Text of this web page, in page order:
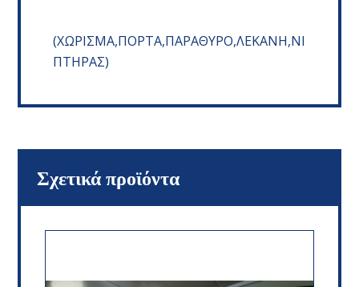
(ΧΩΡΙΣΜΑ,ΠΟΡΤΑ,ΠΑΡΑΘΥΡΟ,ΛΕΚΑΝΗ,ΝΙ
ΠΤΗΡΑΣ)
Σχετικά προϊόντα